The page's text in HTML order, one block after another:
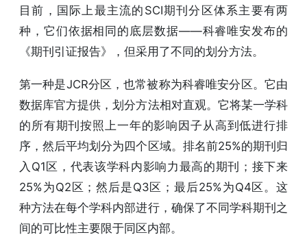
目前，国际上最主流的SCI期刊分区体系主要有两
种，它们依据相同的底层数据——科睿唯安发布的
《期刊引证报告》，但采用了不同的划分方法。
第一种是JCR分区，也常被称为科睿唯安分区。它由
数据库官方提供，划分方法相对直观。它将某一学科
的所有期刊按照上一年的影响因子从高到低进行排
序，然后平均划分为四个区域。排名前25%的期刊归
入Q1区，代表该学科内影响力最高的期刊；接下来
25%为Q2区；然后是Q3区；最后25%为Q4区。这
种方法在每个学科内部进行，确保了不同学科期刊之
间的可比性主要限于同区内部。